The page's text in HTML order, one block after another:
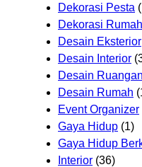
Dekorasi Pesta
Dekorasi Rumah
Desain Eksterior
Desain Interior
Desain Ruangan
Desain Rumah
Event Organizer
Gaya Hidup (1)
Gaya Hidup
Interior (36)